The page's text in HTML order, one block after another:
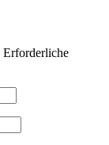
Erforderliche